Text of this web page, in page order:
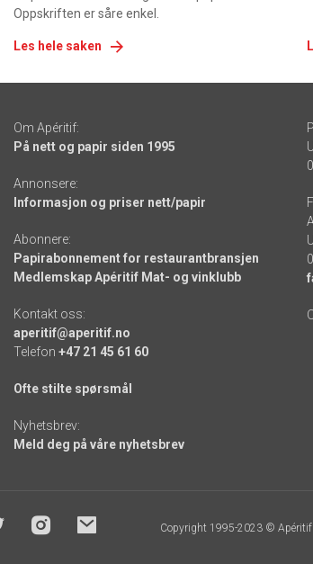
Oppskriften er såre enkel.
Les hele saken
Om Apéritif:
På nett og papir siden 1995
Annonsere:
Informasjon og priser nett/papir
Abonnere:
Papirabonnement for restaurantbransjen
Medlemskap Apéritif Mat- og vinklubb
Kontakt oss:
aperitif@aperitif.no
Telefon +47 21 45 61 60
Ofte stilte spørsmål
Nyhetsbrev:
Meld deg på våre nyhetsbrev
Copyright 1995-2023 © Apéritif